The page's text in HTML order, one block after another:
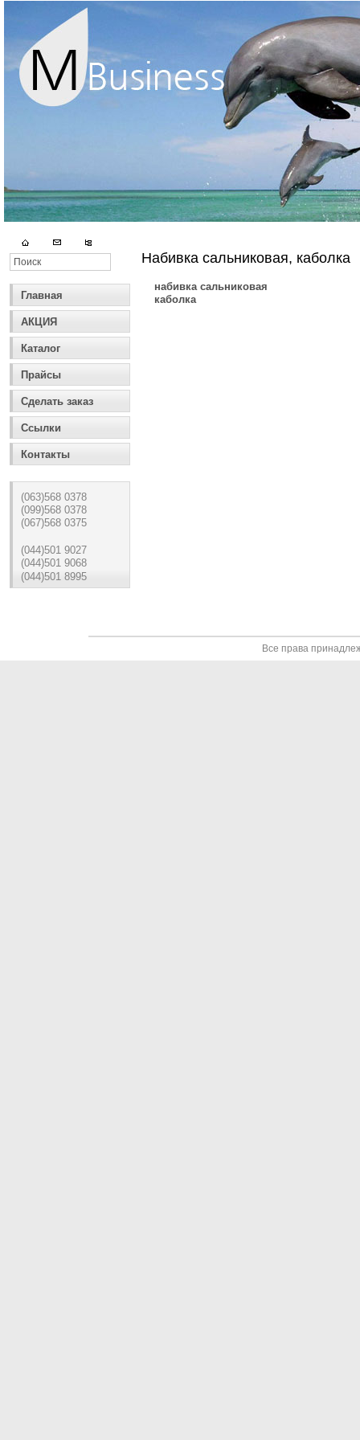
Главная
АКЦИЯ
Каталог
Прайсы
Сделать заказ
Ссылки
Контакты
(063)568 0378
(099)568 0378
(067)568 0375
(044)501 9027
(044)501 9068
(044)501 8995
Набивка сальниковая, каболка
набивка сальниковая
каболка
Все права